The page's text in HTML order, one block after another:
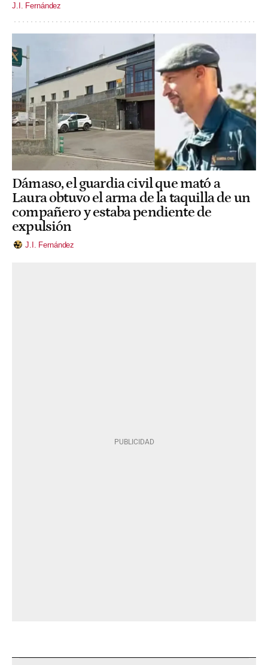
J.I. Fernández
Dámaso, el guardia civil que mató a
Laura obtuvo el arma de la taquilla de un
compañero y estaba pendiente de
expulsión
J.I. Fernández